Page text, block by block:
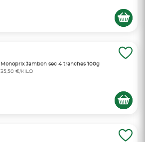
Monoprix Jambon sec 4 tranches 100g
35,50 €/KILO